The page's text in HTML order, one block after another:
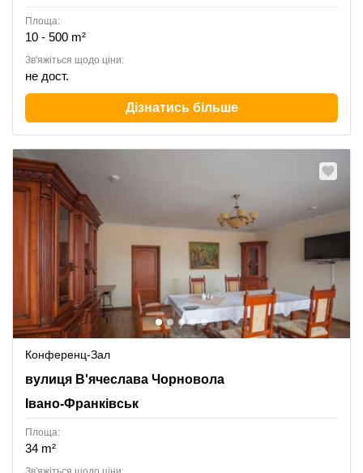
Площа:
10 - 500 m²
Зв'яжіться щодо ціни:
не дост.
Дізнатись більше
Конференц-Зал
Viacheslava Chornovola Street 7, Івано-Франківськ
вулиця В'ячеслава Чорновола
Івано-Франківськ
Площа:
34 m²